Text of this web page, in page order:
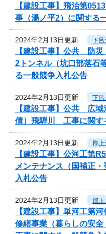
【建設工事】飛治第
事（湯ノ平2）に関する
2024年2月13日更新 下呂
【建設工事】公共 防災
2トンネル（坑口部落石
る一般競争入札公告
2024年2月13日更新 下呂
【建設工事】公共 広域
債）飛騨川 工事に関す
2024年2月13日更新 郡上
【建設工事】公河工第
メンテナンス（国補正
入札公告
2024年2月13日更新 郡上
【建設工事】単河工第
修繕事業（暮らしの安全